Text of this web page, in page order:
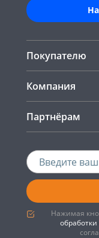
Покупателю
Компания
Партнёрам
Нажимая